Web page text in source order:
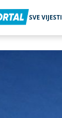
SVE VIJESTI